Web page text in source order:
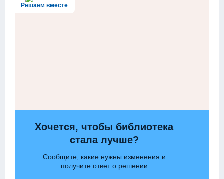
Решаем вместе
Хочется, чтобы библиотека
стала лучше?
Сообщите, какие нужны изменения и
получите ответ о решении